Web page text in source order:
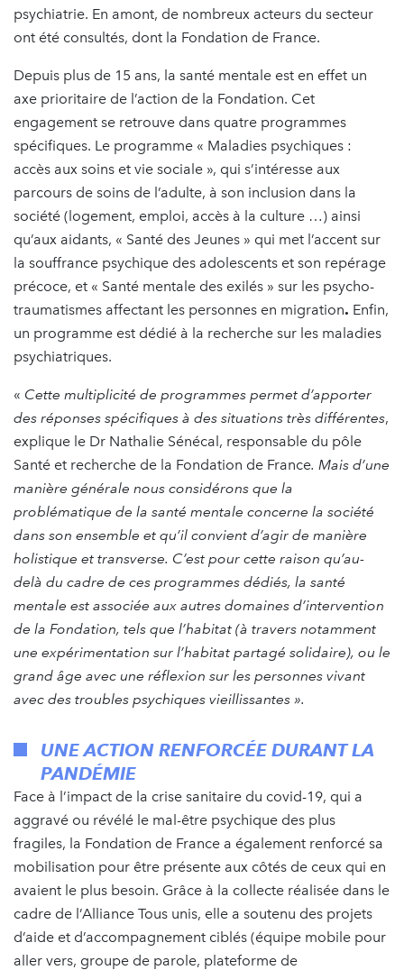
psychiatrie. En amont, de nombreux acteurs du secteur
ont été consultés, dont la Fondation de France.
Depuis plus de 15 ans, la santé mentale est en effet un
axe prioritaire de l’action de la Fondation. Cet
engagement se retrouve dans quatre programmes
spécifiques. Le programme « Maladies psychiques :
accès aux soins et vie sociale », qui s’intéresse aux
parcours de soins de l’adulte, à son inclusion dans la
société (logement, emploi, accès à la culture …) ainsi
qu’aux aidants, « Santé des Jeunes » qui met l’accent sur
la souffrance psychique des adolescents et son repérage
précoce, et « Santé mentale des exilés » sur les psycho-
traumatismes affectant les personnes en migration. Enfin,
un programme est dédié à la recherche sur les maladies
psychiatriques.
« Cette multiplicité de programmes permet d’apporter
des réponses spécifiques à des situations très différentes,
explique le Dr Nathalie Sénécal, responsable du pôle
Santé et recherche de la Fondation de France. Mais d’une
manière générale nous considérons que la
problématique de la santé mentale concerne la société
dans son ensemble et qu’il convient d’agir de manière
holistique et transverse. C’est pour cette raison qu’au-
delà du cadre de ces programmes dédiés, la santé
mentale est associée aux autres domaines d’intervention
de la Fondation, tels que l’habitat (à travers notamment
une expérimentation sur l’habitat partagé solidaire), ou le
grand âge avec une réflexion sur les personnes vivant
avec des troubles psychiques vieillissantes ».
UNE ACTION RENFORCÉE DURANT LA
PANDÉMIE
Face à l’impact de la crise sanitaire du covid-19, qui a
aggravé ou révélé le mal-être psychique des plus
fragiles, la Fondation de France a également renforcé sa
mobilisation pour être présente aux côtés de ceux qui en
avaient le plus besoin. Grâce à la collecte réalisée dans le
cadre de l’Alliance Tous unis, elle a soutenu des projets
d’aide et d’accompagnement ciblés (équipe mobile pour
aller vers, groupe de parole, plateforme de